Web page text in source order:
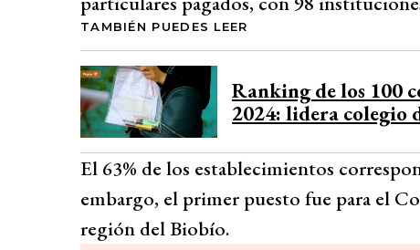
TAMBIÉN PUEDES LEER
Ranking de los 100
2024: lidera colegio
El 63% de los establecimientos
embargo, el primer puesto fue para el
región del Biobío.